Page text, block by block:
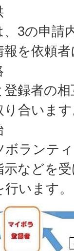
、3の申請
報を依頼
登録者の
合います
ボランテ
示などを
います。